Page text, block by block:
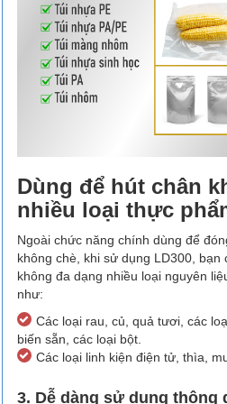
Dùng để hút chân
nhiều loại thực
Ngoài chức năng chính dùng để
không chè, khi sử dụng LD300, bạn
không đa dạng nhiều loại nguyên
như:
Các loại rau, củ, quả tươi, các
biến sẵn, các loại bột.
Các loại linh kiện điện tử, thìa,
3. Dễ dàng sử dụng thông